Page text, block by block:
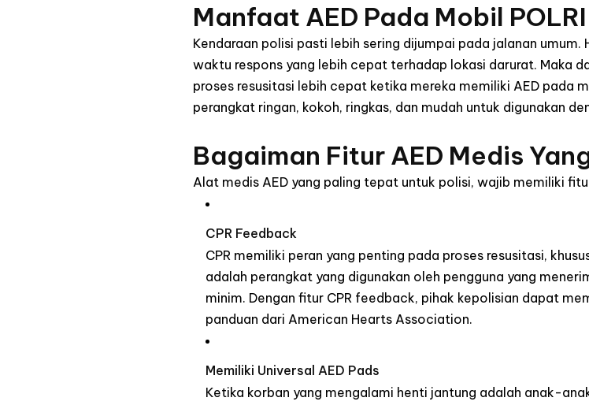
Manfaat AED Pada Mobil POLRI
Kendaraan polisi pasti lebih sering dijumpai pada jalanan
waktu respons yang lebih cepat terhadap lokasi darurat. Maka
proses resusitasi lebih cepat ketika mereka memiliki AED pada
perangkat ringan, kokoh, ringkas, dan mudah untuk digunakan
Bagaiman Fitur AED Medis
Alat medis AED yang paling tepat untuk polisi, wajib memiliki
CPR Feedback
CPR memiliki peran yang penting pada proses resusitasi,
adalah perangkat yang digunakan oleh pengguna yang
minim. Dengan fitur CPR feedback, pihak kepolisian dapat
panduan dariAmerican Hearts Association.
Memiliki Universal AED Pads
Ketika korban yang mengalami henti jantung adalah anak-